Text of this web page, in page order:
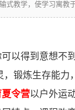
式教学，使学习寓教
以得到意想不
，锻炼生存能力
令营以户外运